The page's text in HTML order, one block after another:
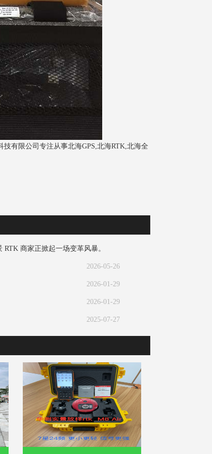
有限公司专注从事北海GPS,北海RTK,北海全
商家正掀起一场变革风暴。​
2026-05-26
2026-01-29
2026-01-29
2025-07-27